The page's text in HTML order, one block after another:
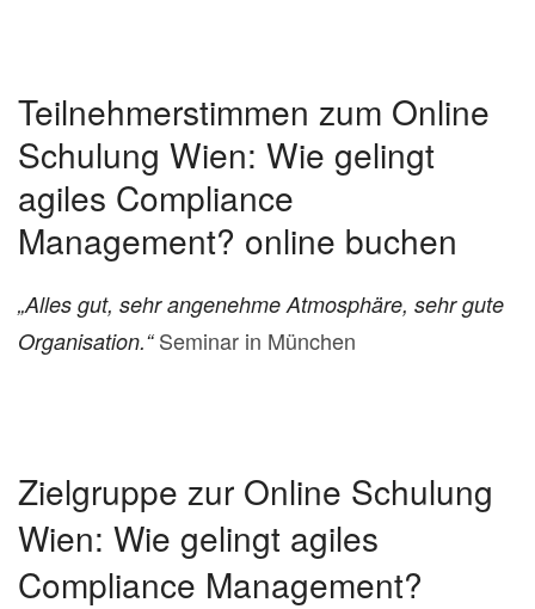
Teilnehmerstimmen zum Online
Schulung Wien: Wie gelingt
agiles Compliance
Management? online buchen
„Alles gut, sehr angenehme Atmosphäre, sehr gute
Organisation.“Seminar in München
Zielgruppe zur Online Schulung
Wien: Wie gelingt agiles
Compliance Management?